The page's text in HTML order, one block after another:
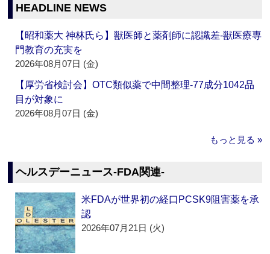
HEADLINE NEWS
【昭和薬大 神林氏ら】獣医師と薬剤師に認識差‐獣医療専
門教育の充実を
2026年08月07日 (金)
【厚労省検討会】OTC類似薬で中間整理‐77成分1042品
目が対象に
2026年08月07日 (金)
もっと見る »
ヘルスデーニュース‐FDA関連‐
米FDAが世界初の経口PCSK9阻害薬を承
認
2026年07月21日 (火)